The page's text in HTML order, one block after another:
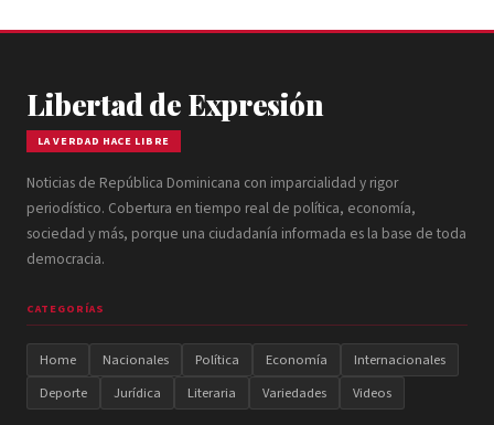
Libertad de Expresión
LA VERDAD HACE LIBRE
Noticias de República Dominicana con imparcialidad y rigor
periodístico. Cobertura en tiempo real de política, economía,
sociedad y más, porque una ciudadanía informada es la base de toda
democracia.
CATEGORÍAS
Home Nacionales Política Economía
Internacionales
Deporte
Jurídica Literaria Variedades Videos